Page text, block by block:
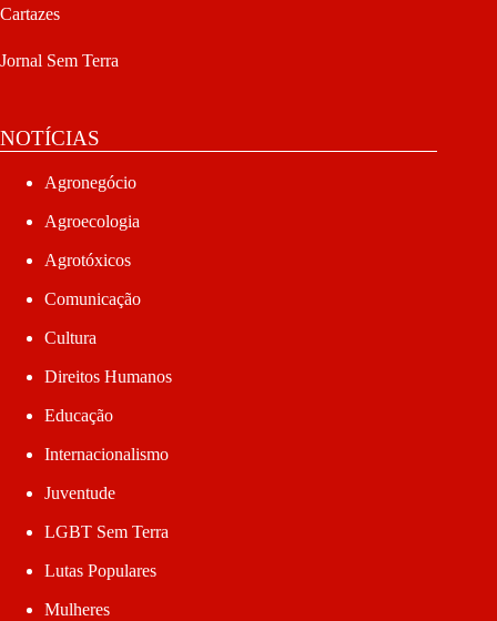
Cartazes
Jornal Sem Terra
NOTÍCIAS
Agronegócio
Agroecologia
Agrotóxicos
Comunicação
Cultura
Direitos Humanos
Educação
Internacionalismo
Juventude
LGBT Sem Terra
Lutas Populares
Mulheres